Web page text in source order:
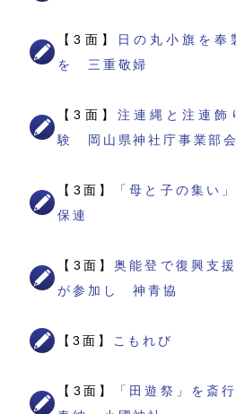
【3面】
日の丸小旗を
を 三重敬婦
【3面】 注連縄と注連
験 岡山県神社庁事業部会
【3面】
「母と子の集
保連
【3面】奥能登で復興支
が参加し 神青協
【3面】 こもれび
【3面】
「田遊祭」を斎